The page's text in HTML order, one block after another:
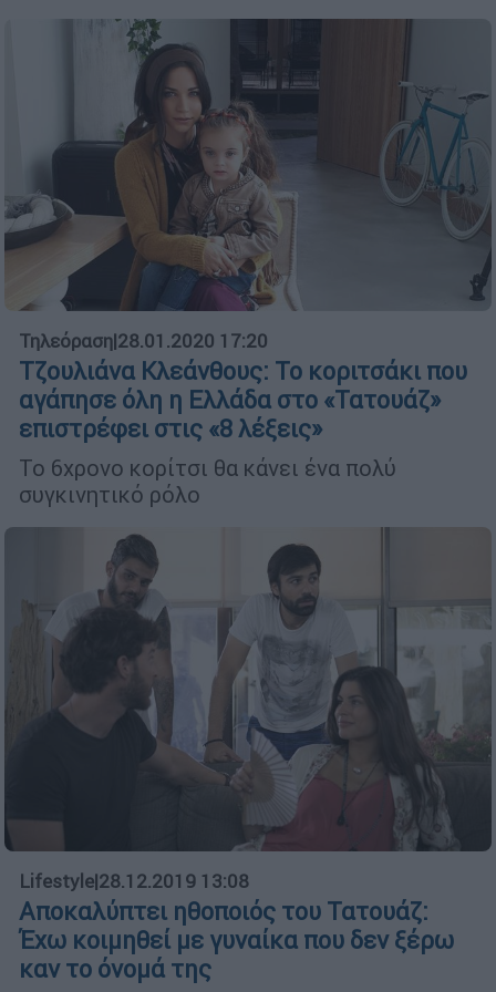
Τηλεόραση|28.01.2020 17:20
Τζουλιάνα Κλεάνθους: Το κοριτσάκι που
αγάπησε όλη η Ελλάδα στο «Τατουάζ»
επιστρέφει στις «8 λέξεις»
Το 6χρονο κορίτσι θα κάνει ένα πολύ
συγκινητικό ρόλο
Lifestyle|28.12.2019 13:08
Αποκαλύπτει ηθοποιός του Τατουάζ:
Έχω κοιμηθεί με γυναίκα που δεν ξέρω
καν το όνομά της